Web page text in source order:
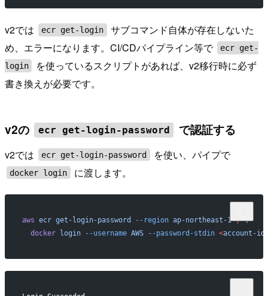
v2では ecr get-login
サブコマンド自体が存在しないた
め、エラーになります。CI/CDパイプライン等で
ecr get-
login
を使っているスクリプトがあれば、v2移行時に必ず
書き換えが必要です。
v2の ecr get-login-password で認証する
v2では ecr get-login-password を使い、パイプで
docker login に渡します。
aws ecr get-login-password --region ap-northeast-1 | \
  docker
login --username AWS --password-stdin <account-id